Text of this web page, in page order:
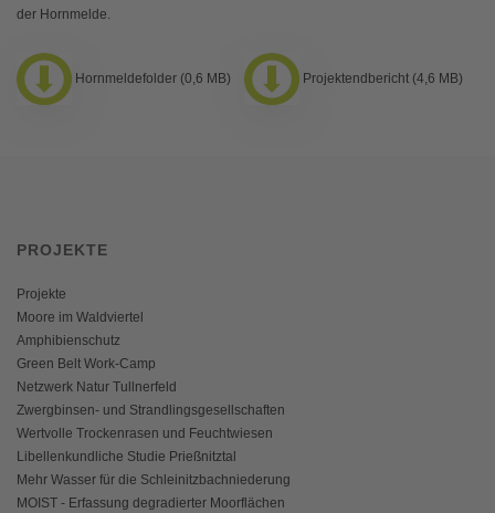
der Hornmelde.
Hornmeldefolder (0,6 MB) Projektendbericht (4,6 MB)
PROJEKTE
Projekte
Moore im Waldviertel
Amphibienschutz
Green Belt Work-Camp
Netzwerk Natur Tullnerfeld
Zwergbinsen- und Strandlingsgesellschaften
Wertvolle Trockenrasen und Feuchtwiesen
Libellenkundliche Studie Prießnitztal
Mehr Wasser für die Schleinitzbachniederung
MOIST - Erfassung degradierter Moorflächen